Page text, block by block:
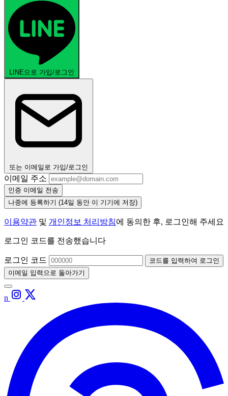
LINE으로 가입/로그인
또는 이메일로 가입/로그인
이메일 주소
인증 이메일 전송
나중에 등록하기 (14일 동안 이 기기에 저장)
이용약관 및 개인정보 처리방침에 동의한 후, 로그인해 주세요
로그인 코드를 전송했습니다
로그인 코드
코드를 입력하여 로그인
이메일 입력으로 돌아가기
n